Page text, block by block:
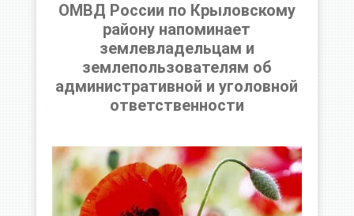
ОМВД России по Крыловскому
району напоминает
землевладельцам и
землепользователям об
административной и уголовной
ответственности